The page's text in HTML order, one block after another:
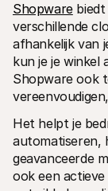
Shopware biedt
verschillende
afhankelijk van
kun je je winkel
Shopware ook
Het helpt je
automatiseren,
geavanceerde
ook een